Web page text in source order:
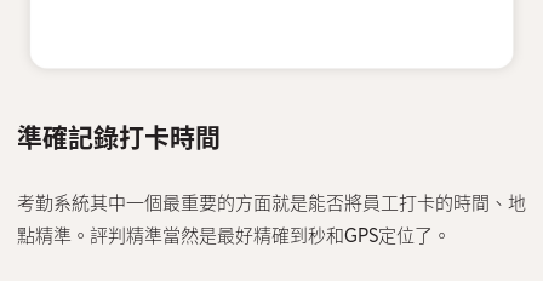
準確記錄打卡時間
考勤系統其中一個最重要的方面就是能否將員工打卡的時間、地
點精準。評判精準當然是最好精確到秒和GPS定位了。